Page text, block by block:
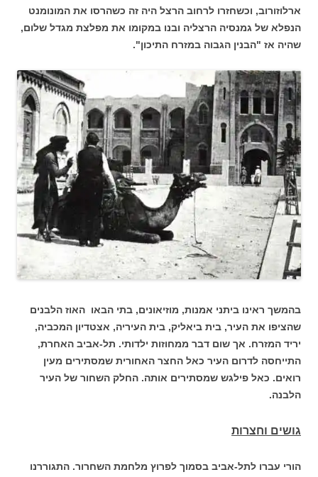
ארלוזורוב, וכשחזרו לרחוב הרצל היה זה כשהרסו את המונומנט
הנפלא של גמנסיה הרצליה ובנו במקומו את מפלצת מגדל שלום,
שהיה אז "הבנין הגבוה במזרח התיכון".
בהמשך ראינו ביתני אמנות, מוזיאונים, בתי הבאו האוז הלבנים
שהציפו את העיר, בית ביאליק, בית העיריה, אצטדיון המכביה,
יריד המזרח. אך שום דבר ממחוזות ילדותי. תל-אביב האחרת,
התייחסה לדרום העיר כאל החצר האחורית שמסתירים מעין
רואים. כאל פילגש שמסתירים אותה. החלק השחור של העיר
הלבנה.
גושים וחצרות
הורי עברו לתל-אביב בסמוך לפרוץ מלחמת השחרור. התגוררנו